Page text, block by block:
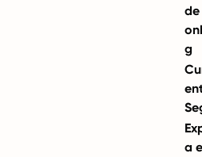
de
g
a